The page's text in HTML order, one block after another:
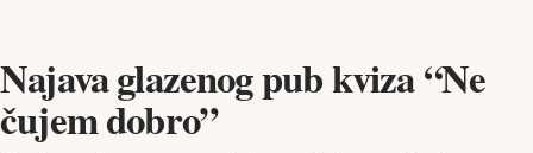
Najava glazenog pub kviza “Ne
čujem dobro”